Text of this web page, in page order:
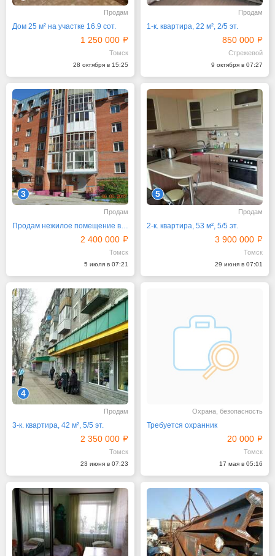
Продам
Дом 25 м² на участке 16.9 сот.
1 250 000
Томск
28 октября в 15:25
Продам
1-к. квартира, 22 м², 2/5 эт.
850 000
Стрежевой
9 октября в 07:27
3
Продам
2 400 000
Томск
5 июля в 07:21
5
Продам
2-к. квартира, 53 м², 5/5 эт.
3 900 000
Томск
29 июня в 07:01
4
Продам
3-к. квартира, 42 м², 5/5 эт.
2 350 000
Томск
23 июня в 07:23
Охрана, безопасность
Требуется охранник
20 000
Томск
17 мая в 05:16